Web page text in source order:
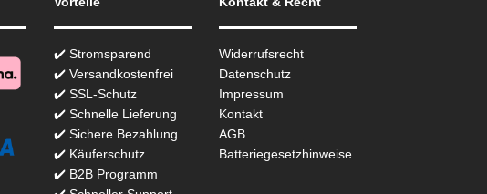
✔️ Stromsparend
✔️ Versandkostenfrei
✔️ SSL-Schutz
✔️ Schnelle Lieferung
✔️ Sichere Bezahlung
✔️ Käuferschutz
✔️ B2B Programm
Widerrufsrecht
Datenschutz
Impressum
Kontakt
AGB
Batteriegesetzhinweise